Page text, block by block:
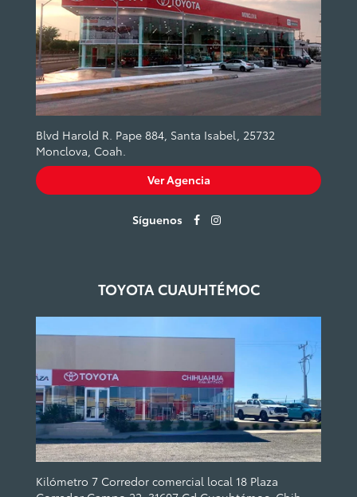
Blvd Harold R. Pape 884, Santa Isabel, 25732
Monclova, Coah.
Ver Agencia
Síguenos
TOYOTA CUAUHTÉMOC
Kilómetro 7 Corredor comercial local 18 Plaza